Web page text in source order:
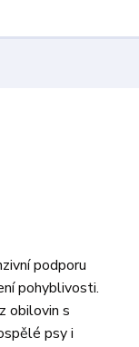
podporu
pohyblivosti.
obilovin s
psy i